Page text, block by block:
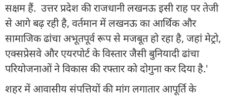
सक्षम हैं. उत्तर प्रदेश की राजधानी लखनऊ इसी राह पर तेजी
से आगे बढ़ रही है, वर्तमान में लखनऊ का आर्थिक और
सामाजिक ढांचा अभूतपूर्व रूप से मजबूत हो रहा है, जहां मेट्रो,
एक्सप्रेसवे और एयरपोर्ट के विस्तार जैसी बुनियादी ढांचा
परियोजनाओं ने विकास की रफ्तार को दोगुना कर दिया है.'
शहर में आवासीय संपत्तियों की मांग लगातार आपूर्ति के